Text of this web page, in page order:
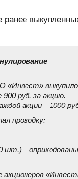
ранее
«Инвест»
руб. за акцию.
акции – 1000
проводку:
шт.) – оприходованы
акционеров